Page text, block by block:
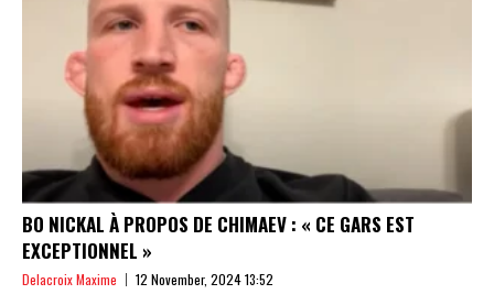
BO NICKAL À PROPOS DE CHIMAEV : « CE GARS EST
EXCEPTIONNEL »
Delacroix Maxime 12 November, 2024 13:52